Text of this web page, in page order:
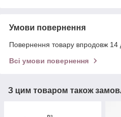
Умови повернення
Повернення товару впродовж 14
Всі умови повернення
З цим товаром також